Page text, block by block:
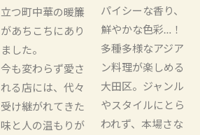
立つ町中華の暖簾
があちこちにあり
ました。
今も変わらず愛さ
れる店には、代々
受け継がれてきた
味と人の温もりが
パイシーな香り、
鮮やかな色彩…！
多種多様なアジア
ン料理が楽しめる
大田区。ジャンル
やスタイルにとら
われず、本場さな